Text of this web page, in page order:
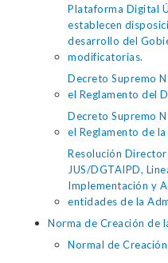
Plataforma Digital
establecen
desarrollo del
modificatorias.
Decreto Supremo
el Reglamento del
Decreto Supremo
el Reglamento de
Resolución
JUS/DGTAIPD,
Implementación y
entidades de la
Norma de Creación de
Normal de